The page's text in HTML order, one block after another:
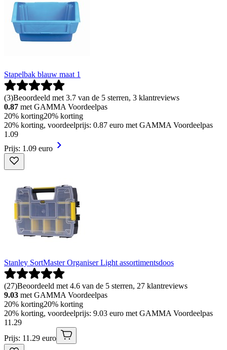
Stapelbak blauw maat 1
(3)Beoordeeld met 3.7 van de 5 sterren, 3 klantreviews
0.87 met GAMMA Voordeelpas
20% korting20% korting
20% korting, voordeelprijs: 0.87 euro met GAMMA Voordeelpas
1 .09
Prijs: 1.09 euro
Stanley SortMaster Organiser Light assortimentsdoos
(27)Beoordeeld met 4.6 van de 5 sterren, 27 klantreviews
9.03 met GAMMA Voordeelpas
20% korting20% korting
20% korting, voordeelprijs: 9.03 euro met GAMMA Voordeelpas
11 .29
Prijs: 11.29 euro